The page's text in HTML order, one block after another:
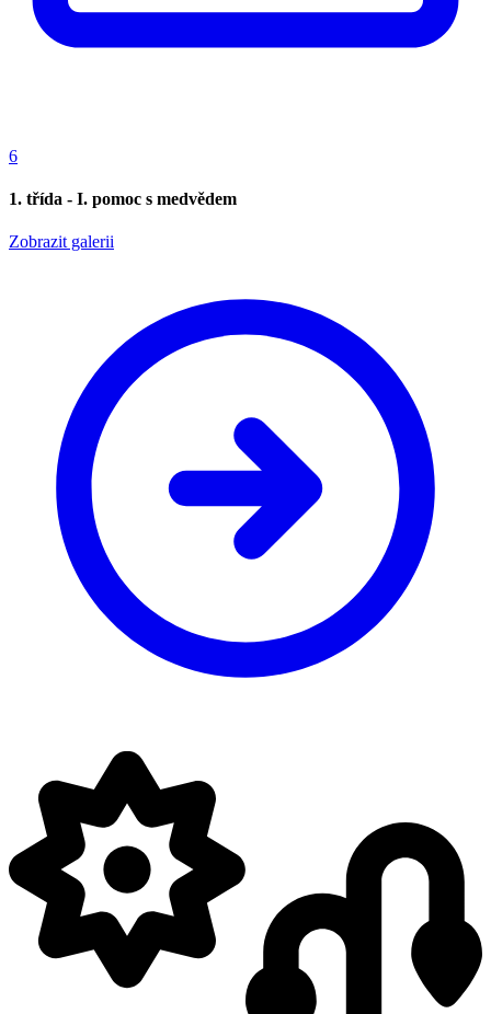
6
1. třída - I. pomoc s medvědem
Zobrazit galerii